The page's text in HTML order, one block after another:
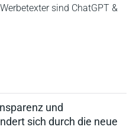
sind ChatGPT &
und
sich durch die neue